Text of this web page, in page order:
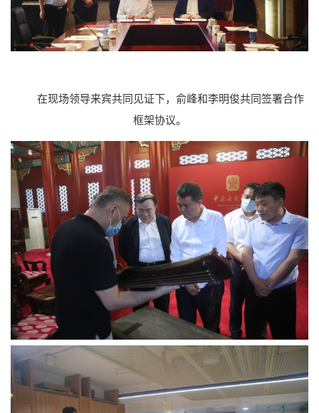
在现场领导来宾共同见证下，俞峰和李明俊共同签署合作
框架协议。